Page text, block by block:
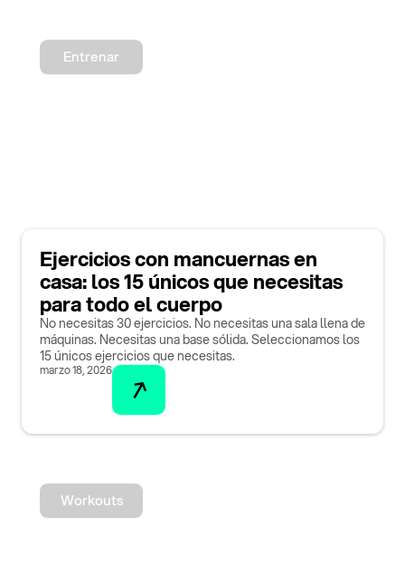
Entrenar
Ejercicios con mancuernas en
casa: los 15 únicos que necesitas
para todo el cuerpo
No necesitas 30 ejercicios. No necesitas una sala llena de
máquinas. Necesitas una base sólida. Seleccionamos los
15 únicos ejercicios que necesitas.
marzo 18, 2026
Workouts